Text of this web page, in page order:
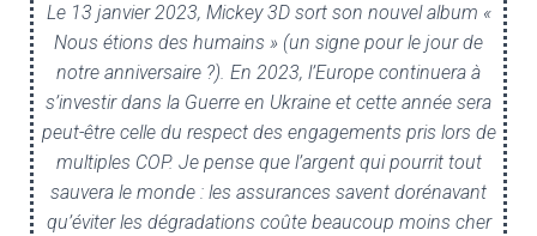
Le 13 janvier 2023, Mickey 3D sort son nouvel album «
Nous étions des humains » (un signe pour le jour de
notre anniversaire ?). En 2023, l’Europe continuera à
s’investir dans la Guerre en Ukraine et cette année sera
peut-être celle du respect des engagements pris lors de
multiples COP. Je pense que l’argent qui pourrit tout
sauvera le monde : les assurances savent dorénavant
qu’éviter les dégradations coûte beaucoup moins cher